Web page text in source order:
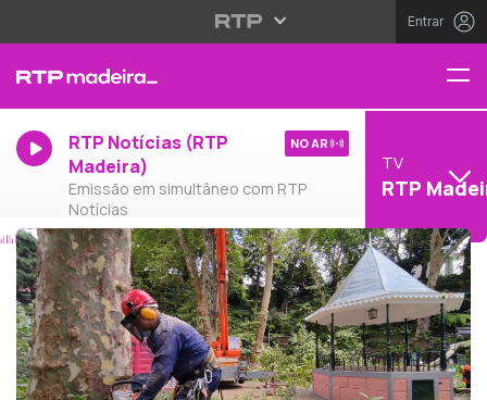
Entrar
RTP Notícias (RTP
Madeira)
Emissão em simultâneo com RTP
Notícias
NO AR
TV
RTP